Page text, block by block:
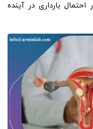
بارداری در آینده